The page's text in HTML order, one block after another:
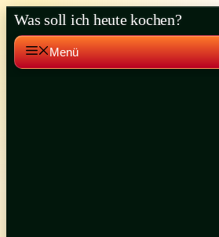
Zum
Inhalt
springen
Was soll ich heute kochen?
Menü